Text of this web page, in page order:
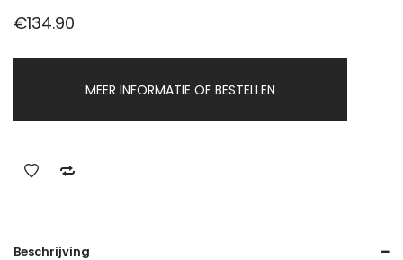
€134.90
MEER INFORMATIE OF BESTELLEN
Beschrijving